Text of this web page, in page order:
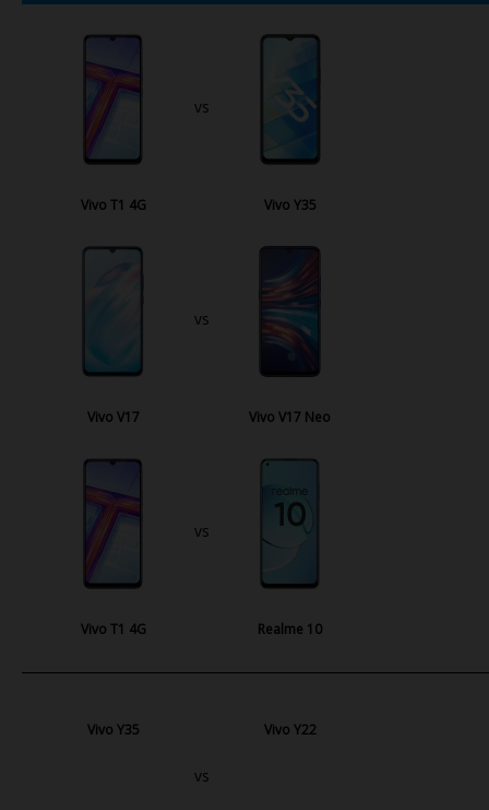
Vivo T1 4G
vs
Vivo Y35
Vivo V17
vs
Vivo V17 Neo
Vivo T1 4G
vs
Realme 10
Vivo Y35
vs
Vivo Y22